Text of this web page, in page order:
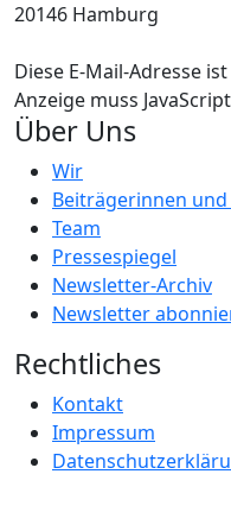
20146 Hamburg
Diese E-Mail-Adresse
Anzeige muss
Über Uns
Wir
Beiträgerinnen
Team
Pressespiegel
Newsletter-Archiv
Newsletter
Rechtliches
Kontakt
Impressum